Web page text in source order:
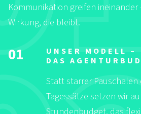
Kommunikation greifen
Wirkung, die bleibt.
01
UNSER MODELL –
DAS
Statt starrer
Tagessätze setzen wir